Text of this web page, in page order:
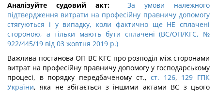
Аналізуйте судовий акт:
За умови належного
підтвердження витрати на професійну правничу допомогу
стягуються і у випадку, коли фактично ще НЕ сплачені
стороною, а тільки мають бути сплачені (ВС/ОП/КГС, №
922/445/19 від 03 жовтня 2019 р.)
Важлива постанова ОП ВС КГС про розподіл між сторонами
витрат на професійну правничу допомогу у господарському
процесі, в порядку передбаченому ст.,ст. 126, 129 ГПК
України, яка не збігається з іншими актами ВС з цього